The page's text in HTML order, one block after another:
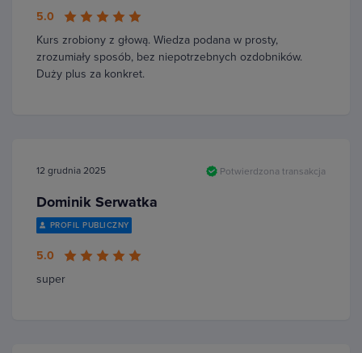
5.0
Kurs zrobiony z głową. Wiedza podana w prosty,
zrozumiały sposób, bez niepotrzebnych ozdobników.
Duży plus za konkret.
12 grudnia 2025 Potwierdzona transakcja
Dominik Serwatka
PROFIL PUBLICZNY
5.0
super